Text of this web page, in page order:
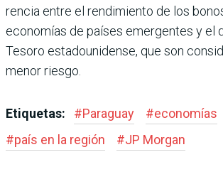
rencia entre el rendimiento de los
econo­mías de países emergentes y el
Tesoro esta­dounidense, que son
menor riesgo.
Etiquetas: #Paraguay #economías
#país en la región #JP Morgan